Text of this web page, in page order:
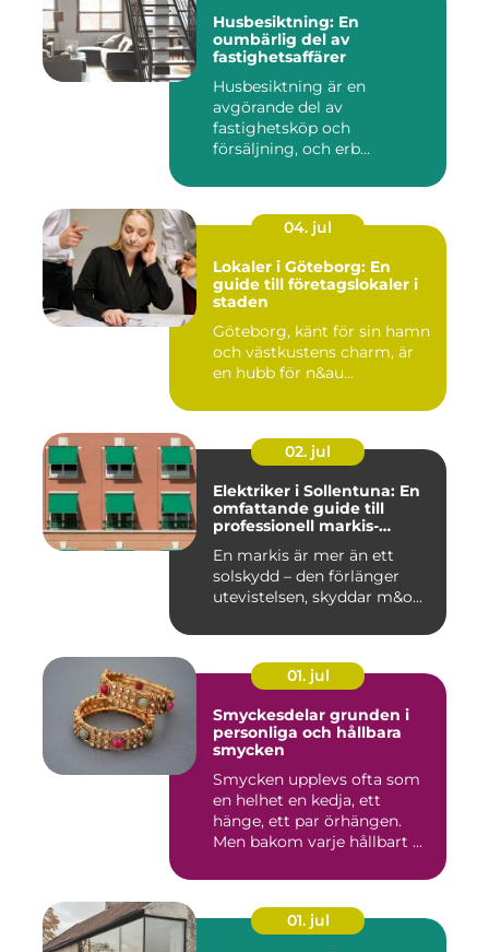
Husbesiktning: En
oumbärlig del av
fastighetsaffärer
Husbesiktning är en
avgörande del av
fastighetsköp och
försäljning, och erb...
04. jul
Lokaler i Göteborg: En
guide till företagslokaler i
staden
Göteborg, känt för sin hamn
och västkustens charm, är
en hubb för n&au...
02. jul
Elektriker i Sollentuna: En
omfattande guide till
professionell markis-
En markis är mer än ett
solskydd – den förlänger
utevistelsen, skyddar m&o...
01. jul
Smyckesdelar grunden i
personliga och hållbara
smycken
Smycken upplevs ofta som
en helhet en kedja, ett
hänge, ett par örhängen.
Men bakom varje hållbart ...
01. jul